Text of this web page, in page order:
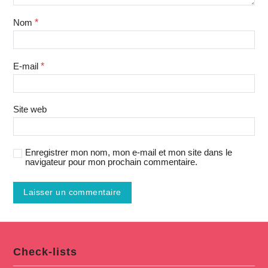
Nom *
E-mail *
Site web
Enregistrer mon nom, mon e-mail et mon site dans le
navigateur pour mon prochain commentaire.
Check-lists